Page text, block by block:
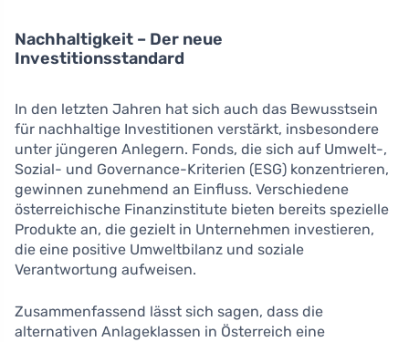
Nachhaltigkeit – Der neue
Investitionsstandard
In den letzten Jahren hat sich auch das Bewusstsein
für nachhaltige Investitionen verstärkt, insbesondere
unter jüngeren Anlegern. Fonds, die sich auf Umwelt-,
Sozial- und Governance-Kriterien (ESG) konzentrieren,
gewinnen zunehmend an Einfluss. Verschiedene
österreichische Finanzinstitute bieten bereits spezielle
Produkte an, die gezielt in Unternehmen investieren,
die eine positive Umweltbilanz und soziale
Verantwortung aufweisen.
Zusammenfassend lässt sich sagen, dass die
alternativen Anlageklassen in Österreich eine